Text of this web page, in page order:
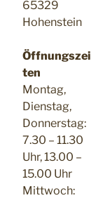
65329
Hohenstein
Öffnungszei
ten
Montag,
Dienstag,
Donnerstag:
7.30 – 11.30
Uhr, 13.00 –
15.00 Uhr
Mittwoch: